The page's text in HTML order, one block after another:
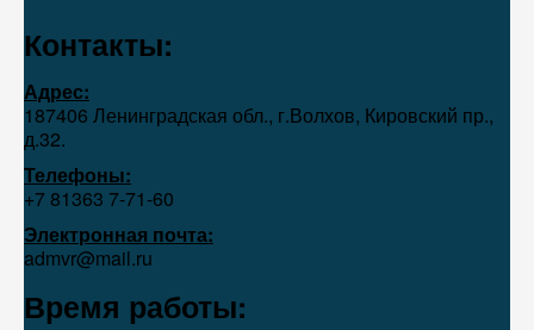
Контакты:
Адрес:
187406 Ленинградская обл., г.Волхов, Кировский пр.,
д.32.
Телефоны:
+7 81363 7‑71-60
Электронная почта:
admvr@mail.ru
Время работы: